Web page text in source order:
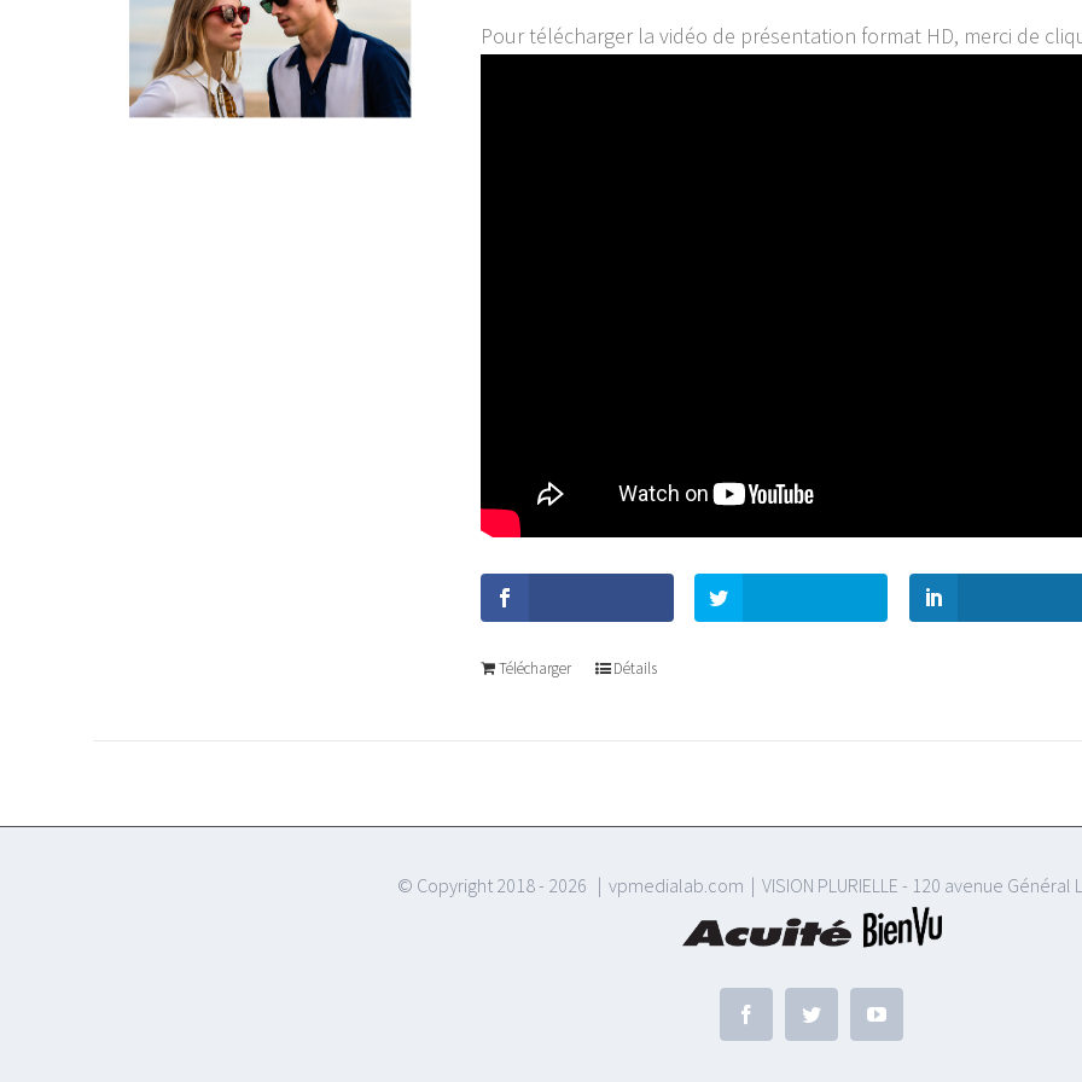
Pour télécharger la vidéo de présentation format HD, merci de
Télécharger Détails
© Copyright 2018 - 2026 | vpmedialab.com | VISION PLURIELLE - 120 avenue Général
FacebookTwitter YouTube